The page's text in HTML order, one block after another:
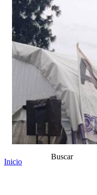
Inicio
Buscar